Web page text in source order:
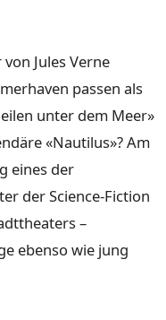
Jules Verne
passen als
unter dem Meer»
«Nautilus»? Am
eines der
der Science-Fiction
–
ebenso wie jung